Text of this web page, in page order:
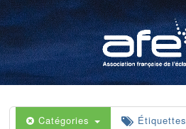
Catégories Étiquettes
4 h 00 min
5 h 00 min
6 h 00 min